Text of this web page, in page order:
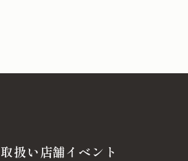
取扱い店舗イベント